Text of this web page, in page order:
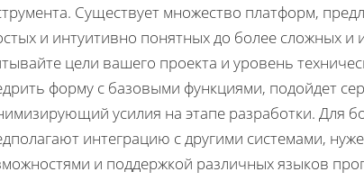
Существует множество платформ,
и интуитивно понятных до более сложных
цели вашего проекта и уровень
форму с базовыми функциями, подойдет
усилия на этапе разработки. Для
интеграцию с другими системами,
и поддержкой различных языков